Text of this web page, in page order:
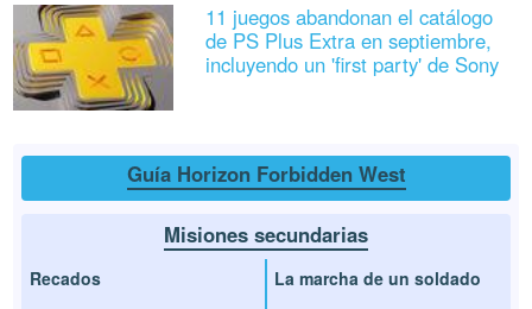
11 juegos abandonan el catálogo
de PS Plus Extra en septiembre,
incluyendo un 'first party' de Sony
Guía Horizon Forbidden West
Misiones secundarias
Recados
La marcha de un soldado